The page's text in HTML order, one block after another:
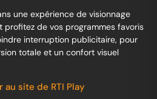
une expérience de visionnage
profitez de vos programmes favoris
interruption publicitaire, pour
totale et un confort visuel
au site de RTI Play